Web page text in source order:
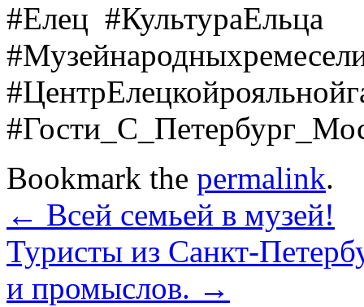
#Елец #КультураЕльца
Bookmark the permalink.
← Всей семьей в музей!
Туристы из Санкт-
и промыслов. →